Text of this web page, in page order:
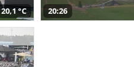
20,1 °C 20:26